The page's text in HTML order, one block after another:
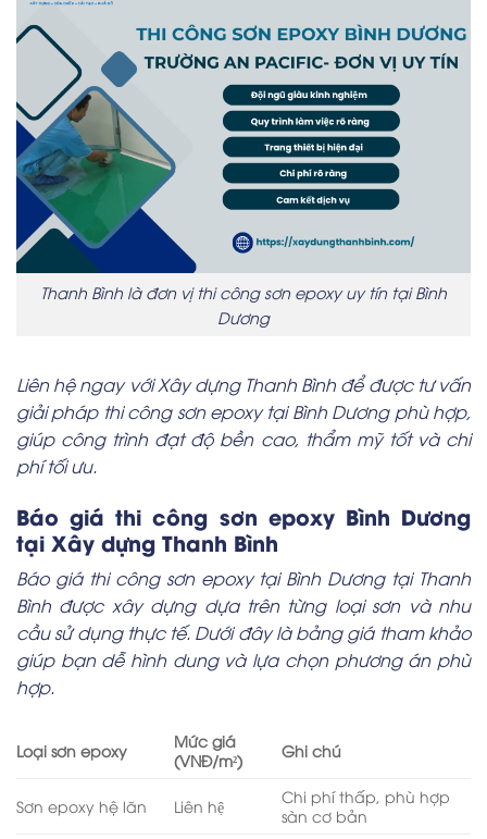
Thanh Bình là đơn vị thi công sơn epoxy uy tín tại Bình
Dương
Liên hệ ngay với Xây dựng Thanh Bình để được tư vấn
giải pháp thi công sơn epoxy tại Bình Dương phù hợp,
giúp công trình đạt độ bền cao, thẩm mỹ tốt và chi
phí tối ưu.
Báo giá thi công sơn epoxy Bình Dương
tại Xây dựng Thanh Bình
Báo giá thi công sơn epoxy tại Bình Dương tại Thanh
Bình được xây dựng dựa trên từng loại sơn và nhu
cầu sử dụng thực tế. Dưới đây là bảng giá tham khảo
giúp bạn dễ hình dung và lựa chọn phương án phù
hợp.
Loại sơn epoxy
Mức giá
(VNĐ/m²)
Ghi chú
Sơn epoxy hệ lăn Liên hệ
Chi phí thấp, phù hợp
sàn cơ bản